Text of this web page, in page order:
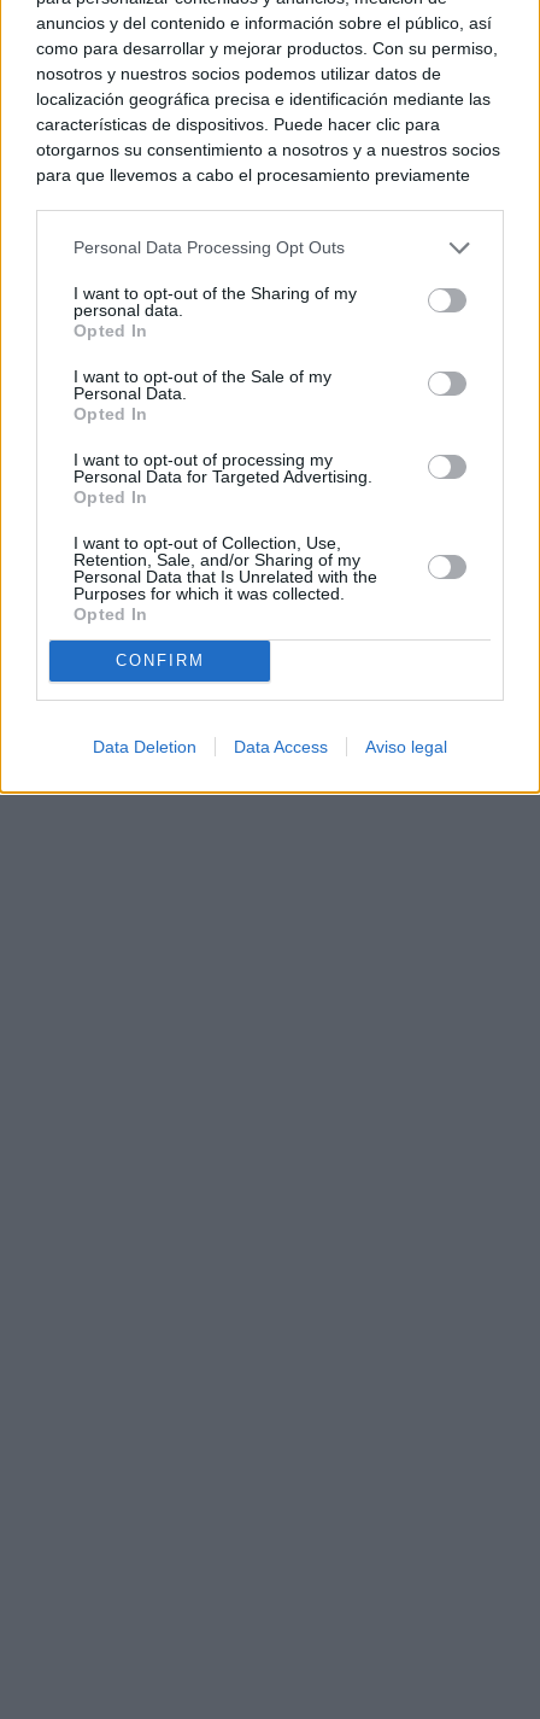
anuncios y del contenido e información sobre el público, así
como para desarrollar y mejorar productos. Con su permiso,
nosotros y nuestros socios podemos utilizar datos de
localización geográfica precisa e identificación mediante las
características de dispositivos. Puede hacer clic para
otorgarnos su consentimiento a nosotros y a nuestros socios
para que llevemos a cabo el procesamiento previamente
negar su consentimiento. Tenga en cuenta que algún
de su consentimiento, pero usted tiene el derecho de
rechazar tal procesamiento. Sus preferencias se aplicarán
cualquier momento entrando de nuevo en este sitio web o
visitando nuestra política de privacidad.
Personal Data Processing Opt Outs
I want to opt-out of the Sharing of my
personal data.
Opted In
I want to opt-out of the Sale of my
Personal Data.
Opted In
I want to opt-out of processing my
Personal Data for Targeted Advertising.
Opted In
I want to opt-out of Collection, Use,
Retention, Sale, and/or Sharing of my
Personal Data that Is Unrelated with the
Purposes for which it was collected.
Opted In
CONFIRM
Data Deletion Data Access Aviso legal